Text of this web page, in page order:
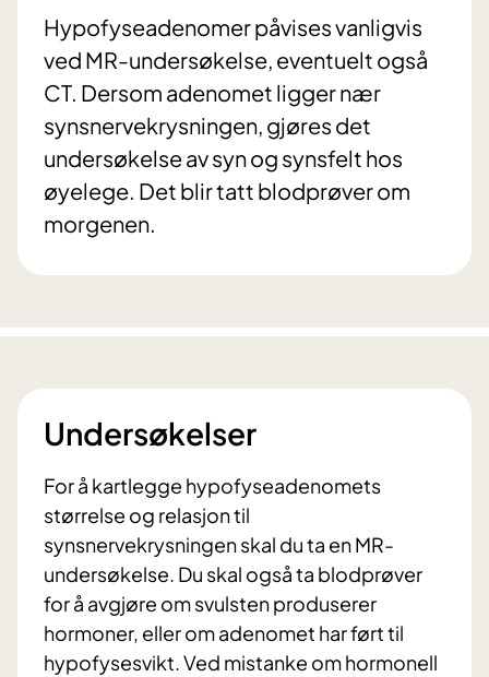
Hypofyseadenomer påvises vanligvis
ved MR-undersøkelse, eventuelt også
CT. Dersom adenomet ligger nær
synsnervekrysningen, gjøres det
undersøkelse av syn og synsfelt hos
øyelege. Det blir tatt blodprøver om
morgenen.
Undersøkelser
For å kartlegge hypofyseadenomets
størrelse og relasjon til
synsnervekrysningen skal du ta en MR-
undersøkelse. Du skal også ta blodprøver
for å avgjøre om svulsten produserer
hormoner, eller om adenomet har ført til
hypofysesvikt. Ved mistanke om hormonell